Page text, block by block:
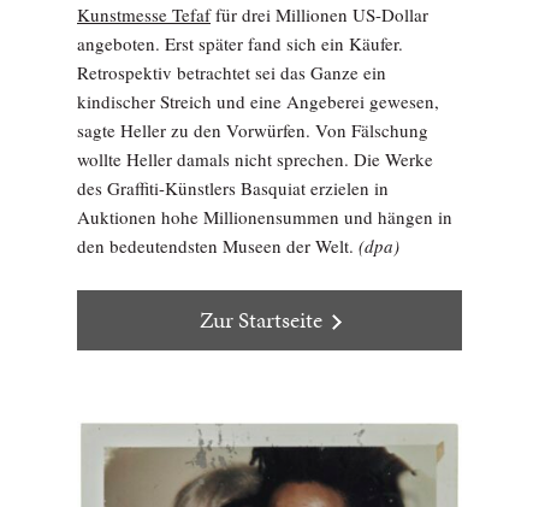
Kunstmesse Tefaffür drei Millionen US-Dollar
angeboten. Erst später fand sich ein Käufer.
Retrospektiv betrachtet sei das Ganze ein
kindischer Streich und eine Angeberei gewesen,
sagte Heller zu den Vorwürfen. Von Fälschung
wollte Heller damals nicht sprechen. Die Werke
des Graffiti-Künstlers Basquiat erzielen in
Auktionen hohe Millionensummen und hängen in
den bedeutendsten Museen der Welt. (dpa)
Zur Startseite